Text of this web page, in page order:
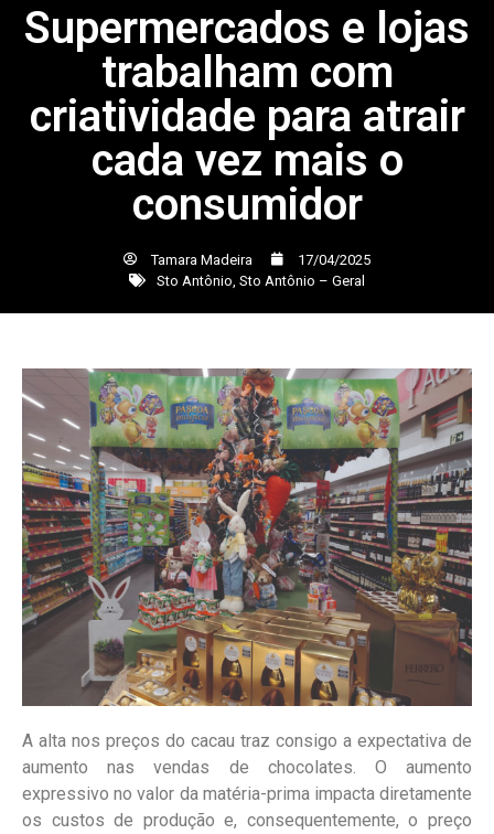
Supermercados e lojas
trabalham com
criatividade para atrair
cada vez mais o
consumidor
Tamara Madeira
17/04/2025
Sto Antônio Sto Antônio – Geral
A alta nos preços do cacau traz consigo a expectativa de
aumento nas vendas de chocolates. O aumento
expressivo no valor da matéria-prima impacta diretamente
os custos de produção e, consequentemente, o preço